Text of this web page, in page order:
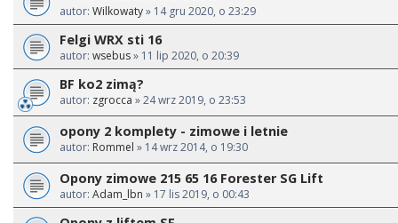
autor: Wilkowaty» 14 gru 2020, o 23:29
Felgi WRX sti 16
autor: wsebus» 11 lip 2020, o 20:39
BF ko2 zimą?
autor: zgrocca » 24 wrz 2019, o 23:53
opony 2 komplety - zimowe i letnie
autor: Rommel » 14 wrz 2014, o 19:30
Opony zimowe 215 65 16 Forester SG Lift
autor: Adam_lbn » 17 lis 2019, o 00:43